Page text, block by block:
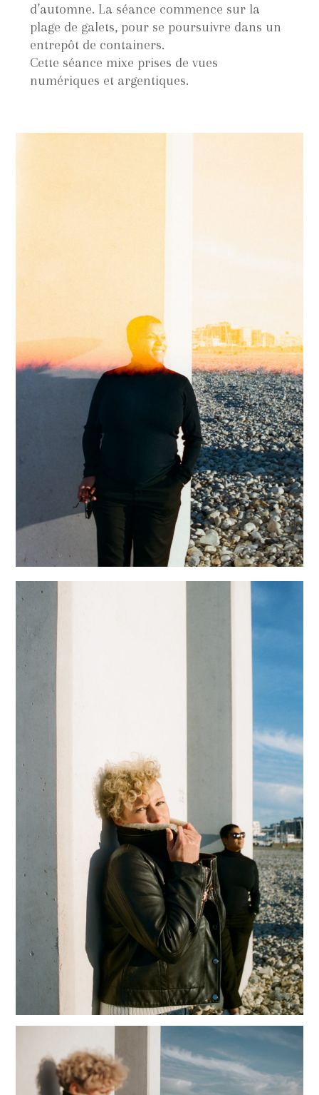
d’automne. La séance commence sur la
plage de galets, pour se poursuivre dans un
entrepôt de containers.
Cette séance mixe prises de vues
numériques et argentiques.